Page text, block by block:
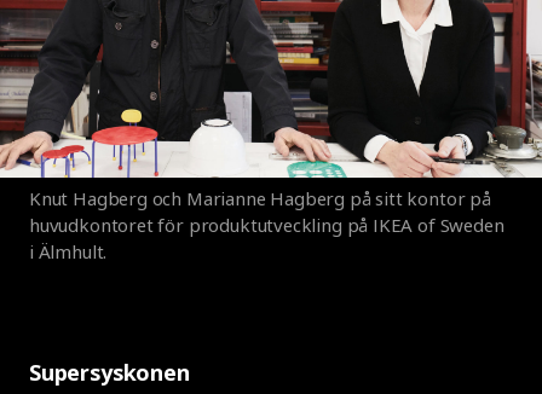
Knut Hagberg och Marianne Hagberg på sitt kontor på
huvudkontoret för produktutveckling på IKEA of Sweden
i Älmhult.
Supersyskonen